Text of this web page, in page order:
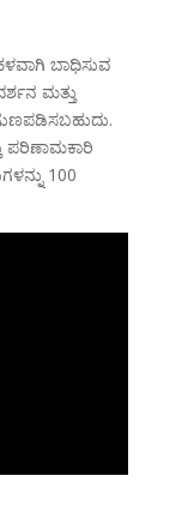
ಬಾಧಿಸುವ
ಮತ್ತು
ಪರಿಣಾಮಕಾರಿ
100